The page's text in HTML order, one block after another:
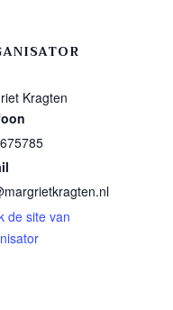
Kragten
de site van